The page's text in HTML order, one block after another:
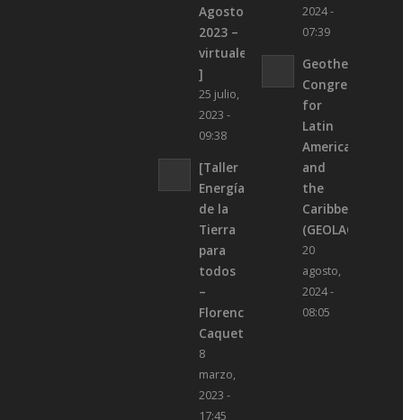
Agosto
2023 –
virtuales
]
25 julio,
2023 -
09:38
[Taller
Energía
de la
Tierra
para
todos
–
Florencia,
Caquetá]
8
marzo,
2023 -
17:45
2024 -
07:39
Geothermal
Congress
for
Latin
America
and
the
Caribbean
(GEOLAC)
20
agosto,
2024 -
08:05